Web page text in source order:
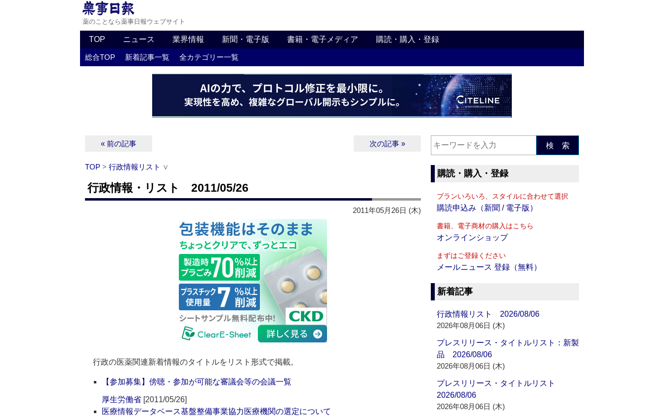
薬のことなら薬事日報ウェブサイト
TOP ニュース 業界情報 新聞・電子版 書籍・電子メディア 購読・購入・登録
総合TOP 新着記事一覧 全カテゴリー一覧
« 前の記事 次の記事 »
TOP > 行政情報リスト ∨
行政情報・リスト 2011/05/26
2011年05月26日 (木)
行政の医薬関連新着情報のタイトルをリスト形式で掲載。
【参加募集】傍聴・参加が可能な審議会等の会議一覧
厚生労働省 [2011/05/26]
医療情報データベース基盤整備事業協力医療機関の選定について
検 索
購読・購入・登録
プランいろいろ、スタイルに合わせて選択
購読申込み（新聞 / 電子版）
書籍、電子商材の購入はこちら
オンラインショップ
まずはご登録ください
メールニュース 登録（無料）
新着記事
行政情報リスト 2026/08/06
2026年08月06日 (木)
プレスリリース・タイトルリスト：新製
品 2026/08/06
2026年08月06日 (木)
プレスリリース・タイトルリスト
2026/08/06
2026年08月06日 (木)